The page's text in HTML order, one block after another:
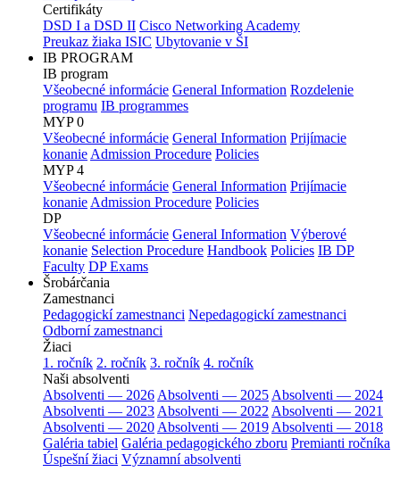
Certifikáty
DSD I a DSD II Cisco Networking Academy
Preukaz žiaka ISIC Ubytovanie v ŠI
IB PROGRAM
IB program
Všeobecné informácie General Information Rozdelenie
programu IB programmes
MYP 0
Všeobecné informácie General Information Prijímacie
konanie Admission Procedure Policies
MYP 4
Všeobecné informácie General Information Prijímacie
konanie Admission Procedure Policies
DP
Všeobecné informácie General Information Výberové
konanie Selection Procedure Handbook Policies IB DP
Faculty DP Exams
Šrobárčania
Zamestnanci
Pedagogickí zamestnanci Nepedagogickí zamestnanci
Odborní zamestnanci
Žiaci
1. ročník 2. ročník 3. ročník 4. ročník
Naši absolventi
Absolventi — 2026 Absolventi — 2025 Absolventi — 2024
Absolventi — 2023 Absolventi — 2022 Absolventi — 2021
Absolventi — 2020 Absolventi — 2019 Absolventi — 2018
Galéria tabiel Galéria pedagogického zboru Premianti ročníka
Úspešní žiaci Významní absolventi